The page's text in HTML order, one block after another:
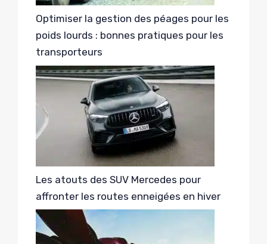
Optimiser la gestion des péages pour les
poids lourds : bonnes pratiques pour les
transporteurs
Les atouts des SUV Mercedes pour
affronter les routes enneigées en hiver